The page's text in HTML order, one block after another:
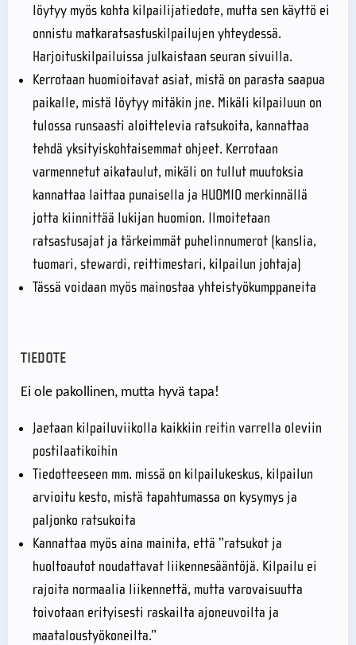
löytyy myös kohta kilpailijatiedote, mutta sen käyttö ei
onnistu matkaratsastuskilpailujen yhteydessä.
Harjoituskilpailuissa julkaistaan seuran sivuilla.
Kerrotaan huomioitavat asiat, mistä on parasta saapua
paikalle, mistä löytyy mitäkin jne. Mikäli kilpailuun on
tulossa runsaasti aloittelevia ratsukoita, kannattaa
tehdä yksityiskohtaisemmat ohjeet. Kerrotaan
varmennetut aikataulut, mikäli on tullut muutoksia
kannattaa laittaa punaisella ja HUOMIO merkinnällä
jotta kiinnittää lukijan huomion. Ilmoitetaan
ratsastusajat ja tärkeimmät puhelinnumerot (kanslia,
tuomari, stewardi, reittimestari, kilpailun johtaja)
Tässä voidaan myös mainostaa yhteistyökumppaneita
TIEDOTE
Ei ole pakollinen, mutta hyvä tapa!
Jaetaan kilpailuviikolla kaikkiin reitin varrella oleviin
postilaatikoihin
Tiedotteeseen mm. missä on kilpailukeskus, kilpailun
arvioitu kesto, mistä tapahtumassa on kysymys ja
paljonko ratsukoita
Kannattaa myös aina mainita, että ”ratsukot ja
huoltoautot noudattavat liikennesääntöjä. Kilpailu ei
rajoita normaalia liikennettä, mutta varovaisuutta
toivotaan erityisesti raskailta ajoneuvoilta ja
maataloustyökoneilta.”